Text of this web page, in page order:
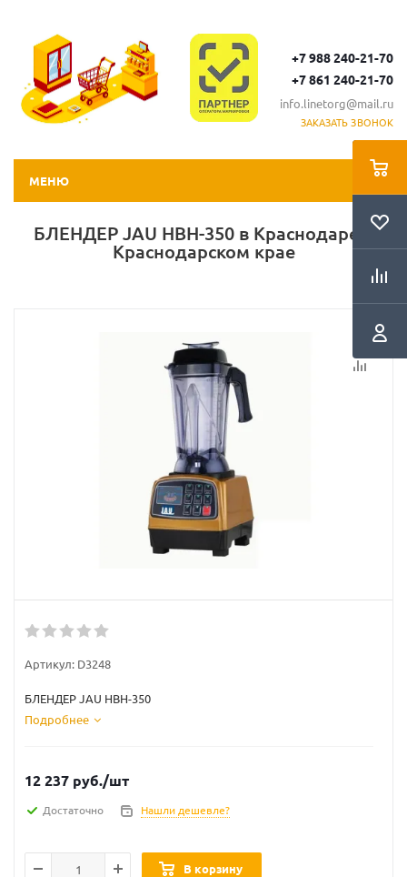
+7 988 240-21-70
+7 861 240-21-70
info.linetorg@mail.ru
ЗАКАЗАТЬ ЗВОНОК
МЕНЮ
БЛЕНДЕР JAU HBH-350 в Краснодаре и
Краснодарском крае
Артикул: D3248
БЛЕНДЕР JAU HBH-350
Подробнее
12 237 руб./шт
Достаточно Нашли дешевле?
В корзину